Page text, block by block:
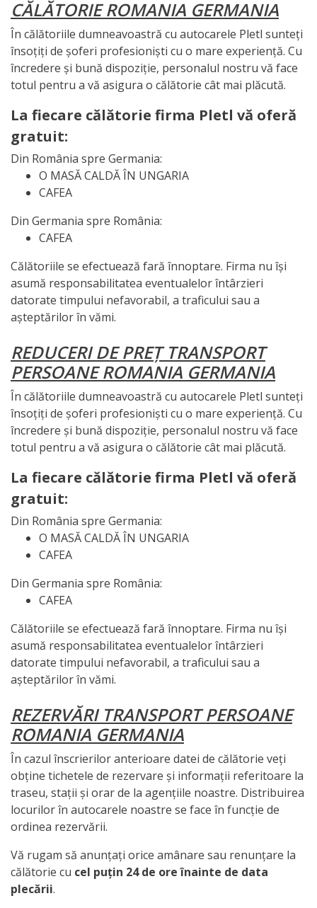
CĂLĂTORIE ROMANIA GERMANIA
În călătoriile dumneavoastră cu autocarele Pletl sunteți
însoțiți de șoferi profesioniști cu o mare experiență. Cu
încredere și bună dispoziție, personalul nostru vă face
totul pentru a vă asigura o călătorie cât mai plăcută.
La fiecare călătorie firma Pletl vă oferă
gratuit:
Din România spre Germania:
O MASĂ CALDĂ ÎN UNGARIA
CAFEA
Din Germania spre România:
CAFEA
Călătoriile se efectuează fară înnoptare. Firma nu își
asumă responsabilitatea eventualelor întârzieri
datorate timpului nefavorabil, a traficului sau a
așteptărilor în vămi.
REDUCERI DE PREȚ TRANSPORT
PERSOANE ROMANIA GERMANIA
În călătoriile dumneavoastră cu autocarele Pletl sunteți
însoțiți de șoferi profesioniști cu o mare experiență. Cu
încredere și bună dispoziție, personalul nostru vă face
totul pentru a vă asigura o călătorie cât mai plăcută.
La fiecare călătorie firma Pletl vă oferă
gratuit:
Din România spre Germania:
O MASĂ CALDĂ ÎN UNGARIA
CAFEA
Din Germania spre România:
CAFEA
Călătoriile se efectuează fară înnoptare. Firma nu își
asumă responsabilitatea eventualelor întârzieri
datorate timpului nefavorabil, a traficului sau a
așteptărilor în vămi.
REZERVĂRI TRANSPORT PERSOANE
ROMANIA GERMANIA
În cazul înscrierilor anterioare datei de călătorie veți
obține tichetele de rezervare și informații referitoare la
traseu, stații și orar de la agențiile noastre. Distribuirea
locurilor în autocarele noastre se face în funcție de
ordinea rezervării.
Vă rugam să anunțați orice amânare sau renunțare la
călătorie cu cel puțin 24 de ore înainte de data
plecării.